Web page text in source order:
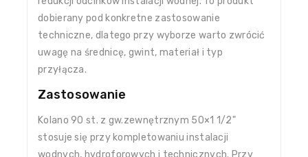
dobierany pod konkretne zastosowanie
techniczne, dlatego przy wyborze warto zwrócić
uwagę na średnicę, gwint, materiał i typ
przyłącza.
Zastosowanie
Kolano 90 st. z gw.zewnętrznym 50×1 1/2"
stosuje się przy kompletowaniu instalacji